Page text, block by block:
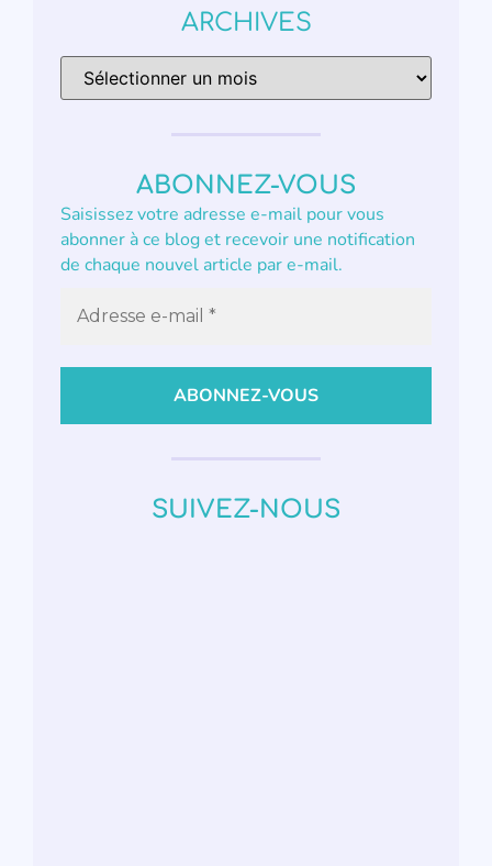
ARCHIVES
ABONNEZ-VOUS
Saisissez votre adresse e-mail pour vous
abonner à ce blog et recevoir une notification
de chaque nouvel article par e-mail.
SUIVEZ-NOUS